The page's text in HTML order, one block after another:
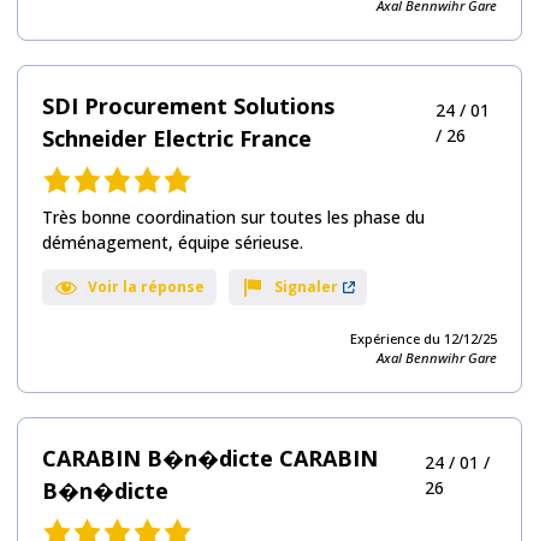
Axal Bennwihr Gare
SDI Procurement Solutions
Schneider Electric France
24 / 01
/ 26
Note
de
5,0
sur
10
avis
Très bonne coordination sur toutes les phase du
déménagement, équipe sérieuse.
Voir la réponse Signaler
Expérience du 12/12/25
Axal Bennwihr Gare
CARABIN B�n�dicte CARABIN
B�n�dicte
24 / 01 /
26
Note